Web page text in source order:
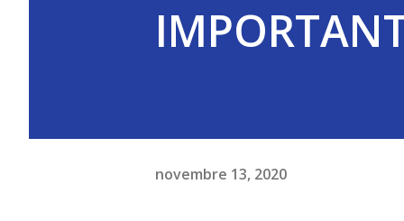
novembre 13, 2020